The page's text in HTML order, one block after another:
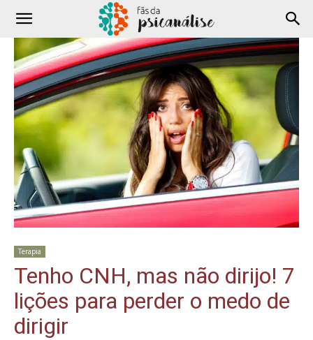
Terapia
Tenho CNH, mas não dirijo! 7
lições para perder o medo de
dirigir